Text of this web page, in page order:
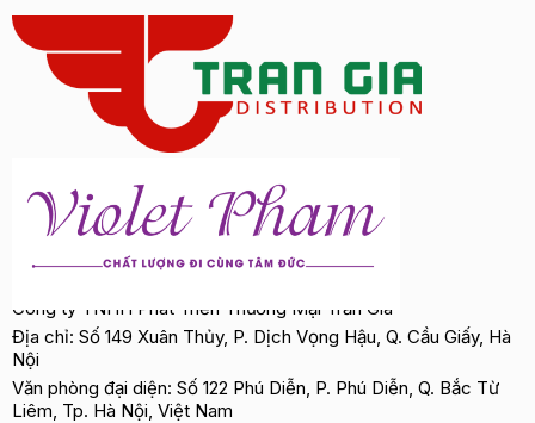
Công ty TNHH Phát Triển Thương Mại Trần Gia
Địa chỉ: Số 149 Xuân Thủy, P. Dịch Vọng Hậu, Q. Cầu Giấy, Hà
Nội
Văn phòng đại diện: Số 122 Phú Diễn, P. Phú Diễn, Q. Bắc Từ
Liêm, Tp. Hà Nội, Việt Nam